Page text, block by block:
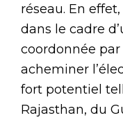
réseau. En
dans le cadre
coordonnée
acheminer
fort potentiel
Rajasthan, du